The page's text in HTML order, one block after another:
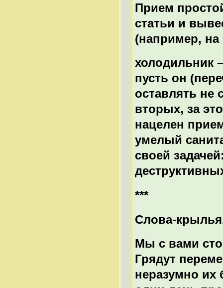
Прием
статьи и
(например, на
холодильник
пусть он
оставлять не
вторых, за
нацелен
умелый
своей
***
Слова-
Мы с вами
Грядут
неразумно их